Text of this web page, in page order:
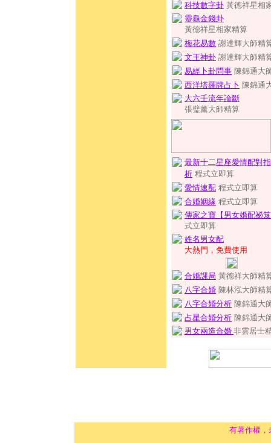
科技數字卦 黃德祥星相
靈龜金錢卦
黃德祥星相家精算
梅花易數 謝達輝大師精
文王神卦 謝達輝大師精
易經卜卦問事 陳錦通大
西洋塔羅牌占卜 陳錦通
大六壬流年論斷
張璧薰大師精算
最新十二星座愛情配對
析 程式立即算
愛情速配 程式立即算
合婚姻緣 程式立即算
傳家之寶【男女婚配祕
式立即算
姓名男女配
大熱門，免費使用
合婚課局 黃德祥大師精
八字合婚 陳林泓大師精
八字合婚分析 陳錦通大
占星合婚分析 陳錦通大
男女兩造合婚 非雲居士
有著作權，